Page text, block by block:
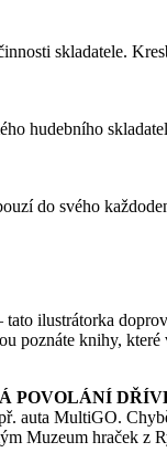
skladatele.
hudebního
do svého
tato ilustrátorka
knihy, které
POVOLÁNÍ
auta MultiGO.
Muzeum hraček z